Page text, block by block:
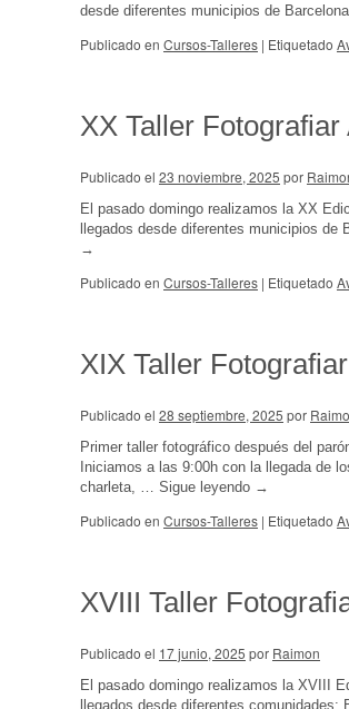
desde diferentes municipios de
Publicado en Cursos-Talleres | Etiquetado
XX Taller
Publicado el 23 noviembre, 2025 por
El pasado domingo realizamos la XX
llegados desde diferentes municipios
→
Publicado en Cursos-Talleres | Etiquetado
XIX Taller
Publicado el 28 septiembre, 2025 por
Primer taller fotográfico después del
Iniciamos a las 9:00h con la llegada de
charleta, … Sigue leyendo →
Publicado en Cursos-Talleres | Etiquetado
XVIII Taller
Publicado el 17 junio, 2025 por Raimon
El pasado domingo realizamos la XVIII
llegados desde diferentes